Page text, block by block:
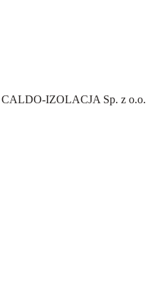
CALDO-IZOLACJA Sp. z o.o.